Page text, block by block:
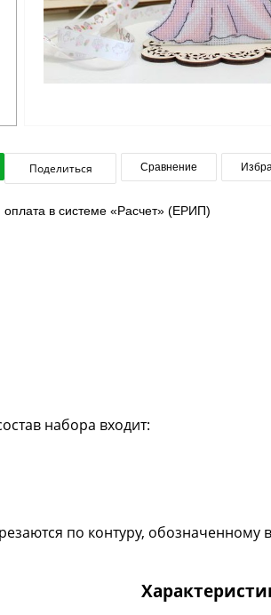
Поделиться Сравнение
оплата в системе «Расчет» (ЕРИП)
набора входит:
по контуру,